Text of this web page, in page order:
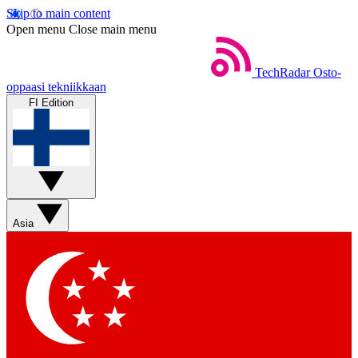
Skip to main content
Open menu Close main menu
TechRadar Osto-
oppaasi tekniikkaan
FI Edition
Asia